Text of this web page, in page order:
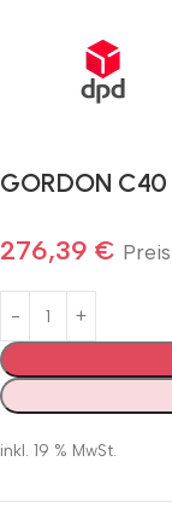
GORDON C40
276,39 €
inkl. 19 % MwSt.